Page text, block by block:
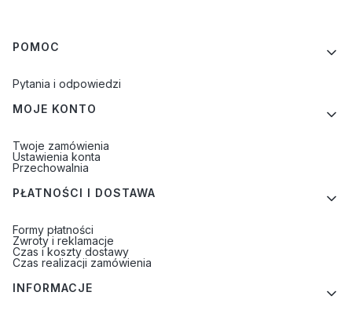
Linki w stopce
POMOC
Pytania i odpowiedzi
MOJE KONTO
Twoje zamówienia
Ustawienia konta
Przechowalnia
PŁATNOŚCI I DOSTAWA
Formy płatności
Zwroty i reklamacje
Czas i koszty dostawy
Czas realizacji zamówienia
INFORMACJE